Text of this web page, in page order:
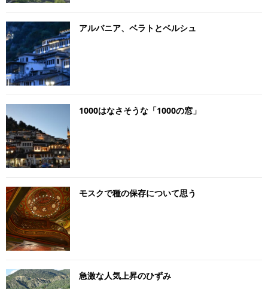
アルバニア、ベラトとベルシュ
1000はなさそうな「1000の窓」
モスクで種の保存について思う
急激な人気上昇のひずみ